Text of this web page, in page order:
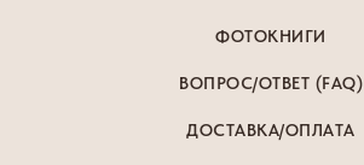
ФОТОКНИГИ
ВОПРОС/ОТВЕТ (FAQ)
ДОСТАВКА/ОПЛАТА